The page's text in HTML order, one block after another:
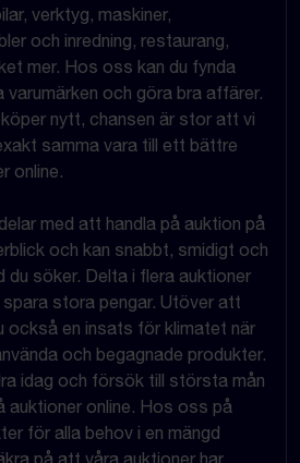
verktyg, maskiner,
och inredning, restaurang,
mer. Hos oss kan du fynda
varumärken och göra bra affärer.
nytt, chansen är stor att vi
samma vara till ett bättre
online.
med att handla på auktion på
och kan snabbt, smidigt och
du söker. Delta i flera auktioner
stora pengar. Utöver att
också en insats för klimatet när
och begagnade produkter.
idag och försök till största mån
auktioner online. Hos oss på
för alla behov i en mängd
på att våra auktioner har